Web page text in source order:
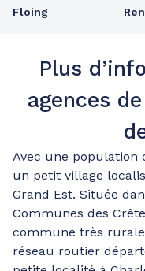
Floing
Plus
agences
Avec une population
un petit village
Grand Est. Située
Communes des
commune très
réseau routier